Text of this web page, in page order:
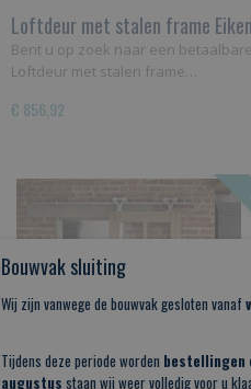
Loftdeur met stalen frame
Bent u op zoek naar een betaalbare
Loftdeur met stalen frame…
€ 856,92
Bouwvak sluiting
Wij zijn vanwege de bouwvak gesloten vanaf
Tijdens deze periode worden bestellingen
augustus staan wij weer volledig voor u